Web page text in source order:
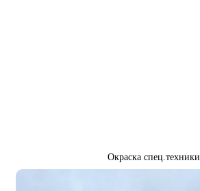
Окраска спец.техники